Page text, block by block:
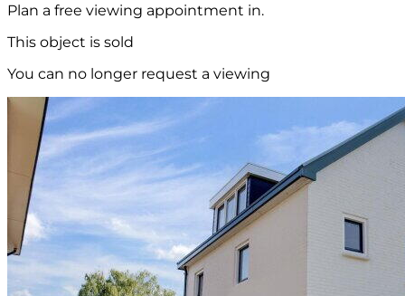
Plan a free viewing appointment in.
This object is sold
You can no longer request a viewing